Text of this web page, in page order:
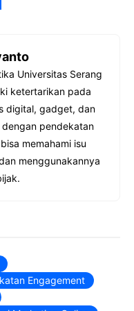
Universitas Serang
ketertarikan pada
digital, gadget, dan
dengan pendekatan
memahami isu
menggunakannya
Engagement